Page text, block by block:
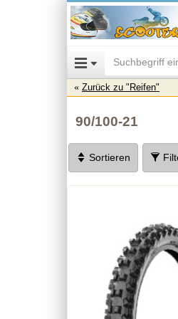
Zurück zu "Reifen"
90/100-21
Sortieren